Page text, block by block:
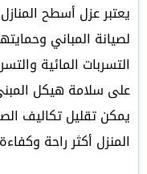
يعتبر عزل أسطح
لصيانة المباني
التسربات المائية
على سلامة هيكل
يمكن تقليل تكاليف
المنزل أكثر راحة